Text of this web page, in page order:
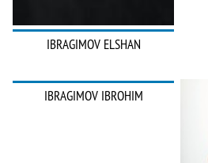
IBRAGIMOV ELSHAN
IBRAGIMOV IBROHIM